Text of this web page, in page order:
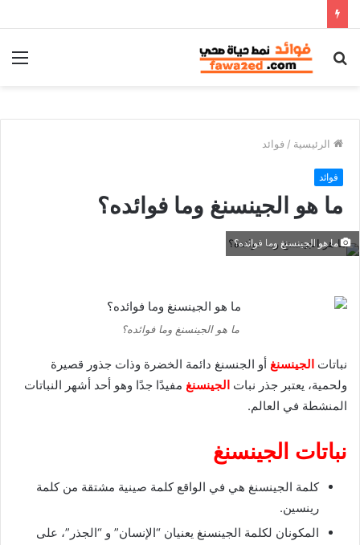
بحث
الرئيسية / فوائد
فوائد
ما هو الجينسنغ وما فوائده؟
ما هو الجينسنغ وما فوائده؟
ما هو الجينسنغ وما فوائده؟
نباتات الجينسنغ أو الجنسنغ دائمة الخضرة وذات جذور قصيرة
ولحمية، يعتبر جذر نبات الجينسنغ مفيدًا جدًا وهو أحد أشهر النباتات
المنشطة في العالم.
نباتات الجينسنغ
كلمة الجينسنغ هي في الواقع كلمة صينية مشتقة من كلمة
رينسين.
المكونان لكلمة الجينسنغ يعنيان “الإنسان” و “الجذر”، على